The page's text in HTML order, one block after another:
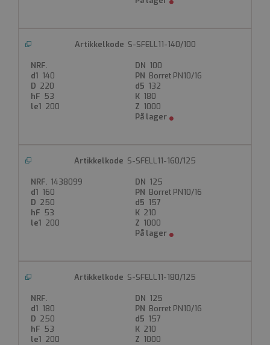
S-SFELL11-140/100
100
140
Borret PN10/16
220
132
53
180
200
1000
S-SFELL11-160/125
1438099
125
160
Borret PN10/16
250
157
53
210
200
1000
S-SFELL11-180/125
125
180
Borret PN10/16
250
157
53
210
200
1000